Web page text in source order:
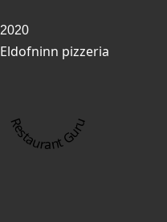
2020
Eldofninn pizzeria
Restaurant Guru